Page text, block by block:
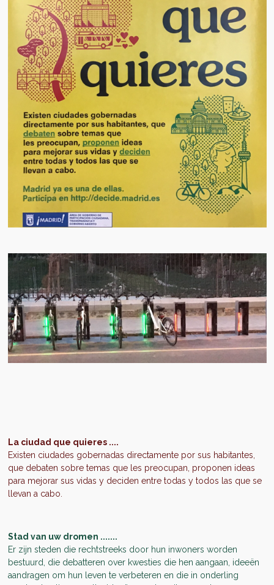
La ciudad que quieres ....
Existen ciudades gobernadas directamente por sus habitantes,
que debaten sobre temas que les preocupan, proponen ideas
para mejorar sus vidas y deciden entre todas y todos las que se
llevan a cabo.
Stad van uw dromen .......
Er zijn steden die rechtstreeks door hun inwoners worden
bestuurd, die debatteren over kwesties die hen aangaan, ideeën
aandragen om hun leven te verbeteren en die in onderling